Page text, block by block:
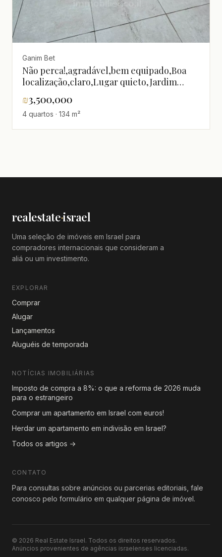
Ganim Bet
Não perca!,agradável,bem equipado,Boa
localização,claro,Lugar quieto,Jardim
estado,Magnífico,espaçoso
₪3,500,000
4 quartos · 134 m²
realestate·israel
Uma seleção de imóveis em Israel para
compradores internacionais que consideram a
aliá ou um investimento.
EXPLORAR
Comprar
Alugar
Lançamentos
Aluguéis de temporada
NOTÍCIAS IMOBILIÁRIAS
Imposto de compra a 8%: o que a reforma de 2026 muda
para o estrangeiro
Comprar um apartamento em Israel com euros!
Herdar um apartamento em indivisão em Israel?
Todos os artigos →
CONTATO
Para consultas sobre anúncios ou parcerias editoriais, fale
conosco pelo formulário em qualquer página de imóvel.
© 2026 Real Estate Israel. Todos os direitos reservados.
Anúncios provenientes de agências israelenses licenciadas.